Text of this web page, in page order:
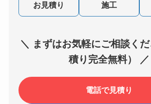
お見積り 施工
＼ まずはお気軽にご相談く
積り完全無料） ／
電話で見積り